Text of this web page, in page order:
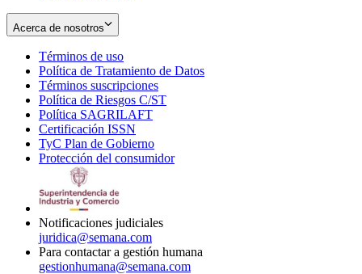
Acerca de nosotros
Términos de uso
in
new
window
Política de Tratamiento de Datos
Términos suscripciones
in
Política de Riesgos C/ST
Política SAGRILAFT
new
window
Certificación ISSN
in
new
TyC Plan de Gobierno
in
Protección del consumidorOpens
Notificaciones judiciales
juridica@semana.com
Para contactar a gestión humana
gestionhumana@semana.com